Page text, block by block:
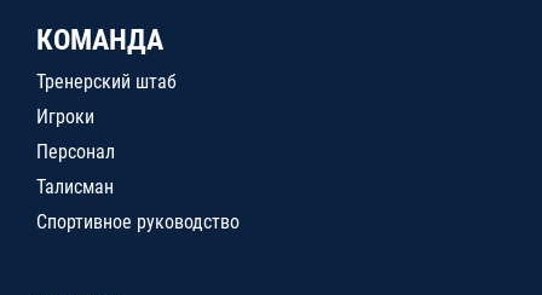
КОМАНДА
Тренерский штаб
Игроки
Персонал
Талисман
Спортивное руководство